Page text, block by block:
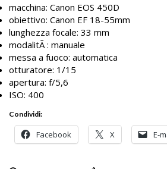
macchina: Canon EOS 450D
obiettivo: Canon EF 18-55mm
lunghezza focale: 33 mm
modalitÃ : manuale
messa a fuoco: automatica
otturatore: 1/15
apertura: f/5,6
ISO: 400
Condividi:
Facebook X E-